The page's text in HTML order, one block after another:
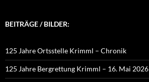
BEITRÄGE / BILDER:
125 Jahre Ortsstelle Krimml – Chronik
125 Jahre Bergrettung Krimml – 16. Mai 2026